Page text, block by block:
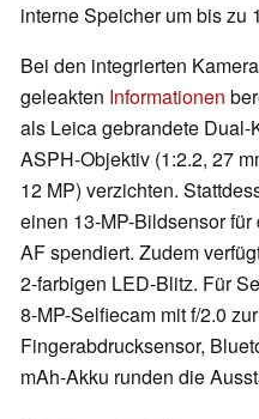
interne Speicher um bis zu
Bei den integrierten
geleakten Informationen
als Leica gebrandete Dual-
ASPH-Objektiv (1:2.2, 27
12 MP) verzichten.
einen 13-MP-Bildsensor
AF spendiert. Zudem
2-farbigen LED-Blitz. Für
8-MP-Selfiecam mit f/2.0
Fingerabdrucksensor,
mAh-Akku runden die